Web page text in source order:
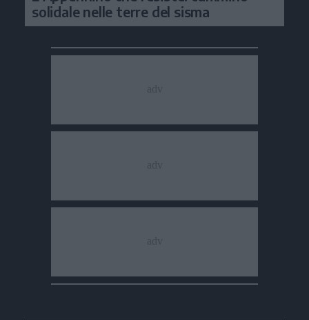
solidale nelle terre del sisma